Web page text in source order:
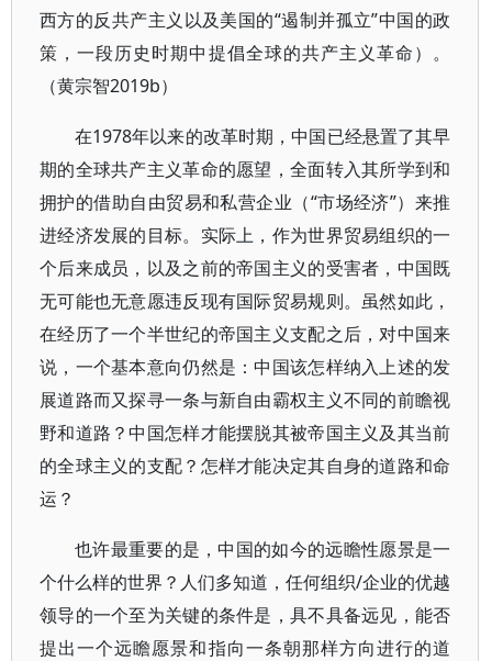
西方的反共产主义以及美国的“遏制并孤立”中国的政
策，一段历史时期中提倡全球的共产主义革命）。
（黄宗智2019b）
在1978年以来的改革时期，中国已经悬置了其早
期的全球共产主义革命的愿望，全面转入其所学到和
拥护的借助自由贸易和私营企业（“市场经济”）来推
进经济发展的目标。实际上，作为世界贸易组织的一
个后来成员，以及之前的帝国主义的受害者，中国既
无可能也无意愿违反现有国际贸易规则。虽然如此，
在经历了一个半世纪的帝国主义支配之后，对中国来
说，一个基本意向仍然是：中国该怎样纳入上述的发
展道路而又探寻一条与新自由霸权主义不同的前瞻视
野和道路？中国怎样才能摆脱其被帝国主义及其当前
的全球主义的支配？怎样才能决定其自身的道路和命
运？
也许最重要的是，中国的如今的远瞻性愿景是一
个什么样的世界？人们多知道，任何组织/企业的优越
领导的一个至为关键的条件是，具不具备远见，能否
提出一个远瞻愿景和指向一条朝那样方向进行的道